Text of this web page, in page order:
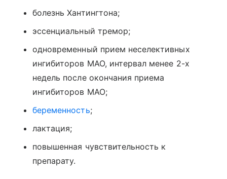
болезнь Хантингтона;
эссенциальный тремор;
одновременный прием неселективных
ингибиторов МАО, интервал менее 2-х
недель после окончания приема
ингибиторов МАО;
беременность;
лактация;
повышенная чувствительность к
препарату.